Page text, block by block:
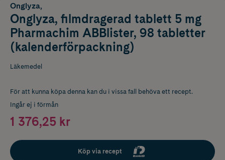
Onglyza,
Onglyza, filmdragerad tablett 5 mg
Pharmachim ABBlister, 98 tabletter
(kalenderförpackning)
Läkemedel
För att kunna köpa denna kan du i vissa fall behöva ett recept.
Ingår ej i förmån
1 376,25 kr
Köp via recept